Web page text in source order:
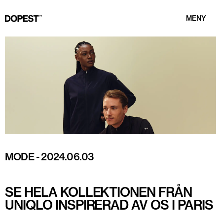
MENY
MODE-2024.06.03
SE HELA KOLLEKTIONEN FRÅN
UNIQLO INSPIRERAD AV OS I PARIS